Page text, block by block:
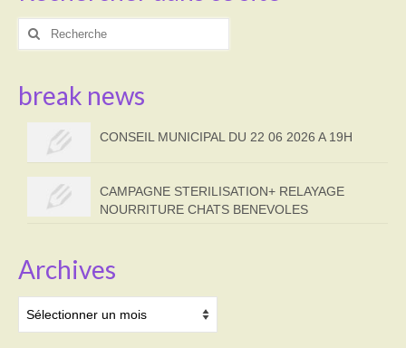
Rechercher
break news
CONSEIL MUNICIPAL DU 22 06 2026 A 19H
CAMPAGNE STERILISATION+ RELAYAGE
NOURRITURE CHATS BENEVOLES
Archives